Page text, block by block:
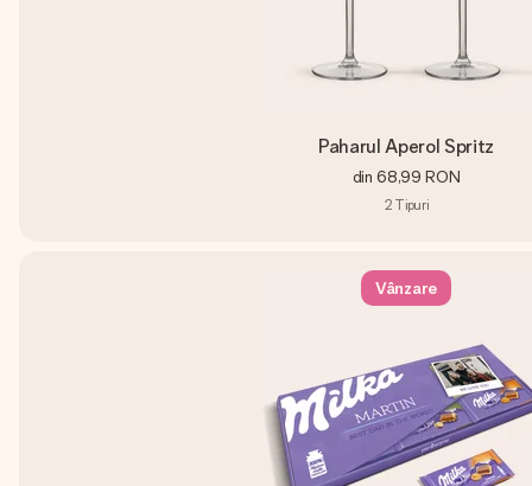
Paharul Aperol Spritz
din 68,99 RON
2 Tipuri
Vânzare